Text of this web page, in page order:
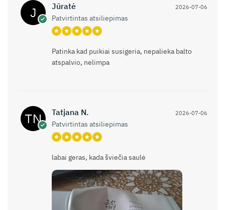
Jūratė
Patvirtintas atsiliepimas
2026-07-06
Patinka kad puikiai susigeria, nepalieka balto
atspalvio, nelimpa
Tatjana N.
Patvirtintas atsiliepimas
2026-07-06
labai geras, kada šviečia saulė